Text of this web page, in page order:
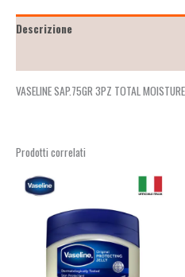
Descrizione
VASELINE SAP.75GR 3PZ TOTAL
Prodotti correlati